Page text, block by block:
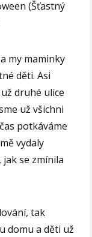
(Šťastný
my maminky
děti. Asi
druhé ulice
už všichni
potkáváme
vydaly
se zmínila
tak
domu a děti už